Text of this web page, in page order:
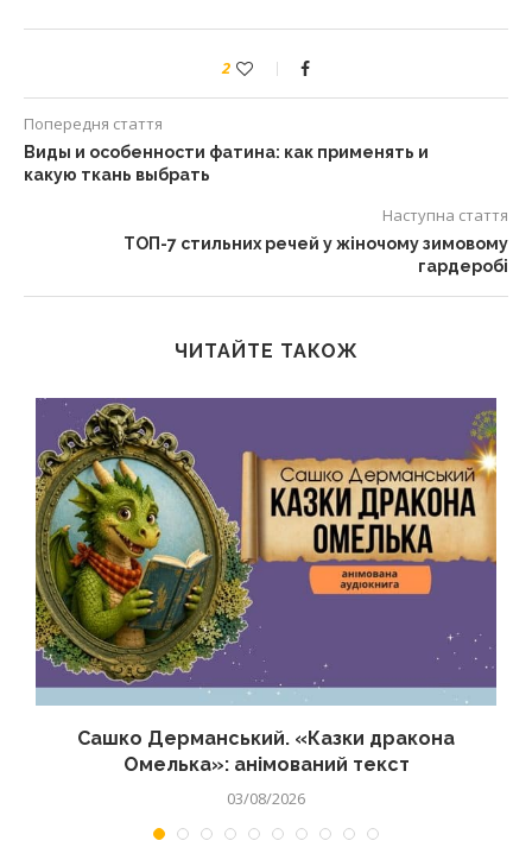
2
Попередня стаття
Виды и особенности фатина: как применять и
какую ткань выбрать
Наступна стаття
ТОП-7 стильних речей у жіночому зимовому
гардеробі
ЧИТАЙТЕ ТАКОЖ
Сашко Дерманський. «Казки дракона
Омелька»: анімований текст
03/08/2026